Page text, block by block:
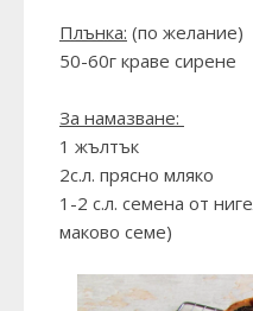
Плънка: (по желание)
50-60г краве сирене
За намазване:
1 жълтък
2с.л. прясно мляко
1-2 с.л. семена от
маково семе)